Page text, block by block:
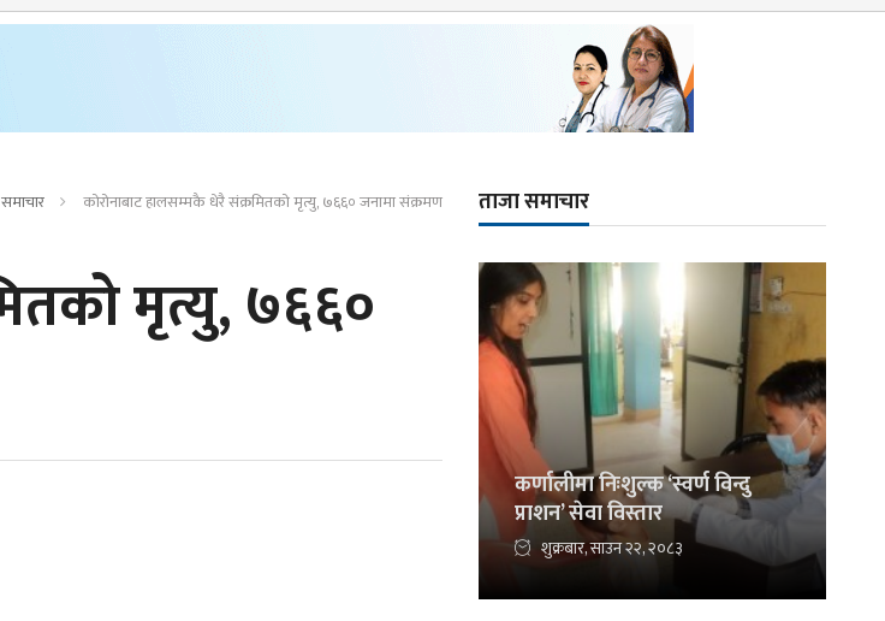
समाचार कोरोनाबाट हालसम्मकै धेरै संक्रमितको मृत्यु, ७६६० जनामा संक्रमण
मृत्यु, ७६६०
ताजा समाचार
कर्णालीमा निःशुल्क ‘स्वर्ण विन्दु
प्राशन’ सेवा विस्तार
शुक्रबार, साउन २२, २०८३